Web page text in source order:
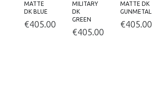
MATTE
DK BLUE
€405.00
MILITARY
DK
GREEN
€405.00
MATTE DK
GUNMETAL
€405.00